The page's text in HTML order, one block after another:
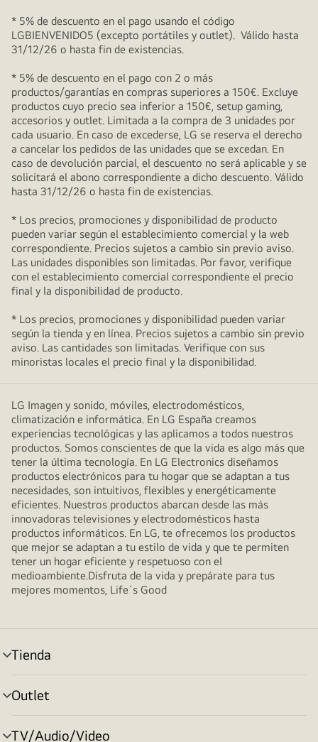
* 5% de descuento en el pago usando el código
LGBIENVENIDO5 (excepto portátiles y outlet). Válido hasta
31/12/26 o hasta fin de existencias.
* 5% de descuento en el pago con 2 o más
productos/garantías en compras superiores a 150€. Excluye
productos cuyo precio sea inferior a 150€, setup gaming,
accesorios y outlet. Limitada a la compra de 3 unidades por
cada usuario. En caso de excederse, LG se reserva el derecho
a cancelar los pedidos de las unidades que se excedan. En
caso de devolución parcial, el descuento no será aplicable y se
solicitará el abono correspondiente a dicho descuento. Válido
hasta 31/12/26 o hasta fin de existencias.
* Los precios, promociones y disponibilidad de producto
pueden variar según el establecimiento comercial y la web
correspondiente. Precios sujetos a cambio sin previo aviso.
Las unidades disponibles son limitadas. Por favor, verifique
con el establecimiento comercial correspondiente el precio
final y la disponibilidad de producto.
* Los precios, promociones y disponibilidad pueden variar
según la tienda y en línea. Precios sujetos a cambio sin previo
aviso. Las cantidades son limitadas. Verifique con sus
minoristas locales el precio final y la disponibilidad.
LG Imagen y sonido, móviles, electrodomésticos,
climatización e informática. En LG España creamos
experiencias tecnológicas y las aplicamos a todos nuestros
productos. Somos conscientes de que la vida es algo más que
tener la última tecnología. En LG Electronics diseñamos
productos electrónicos para tu hogar que se adaptan a tus
necesidades, son intuitivos, flexibles y energéticamente
eficientes. Nuestros productos abarcan desde las más
innovadoras televisiones y electrodomésticos hasta
productos informáticos. En LG, te ofrecemos los productos
que mejor se adaptan a tu estilo de vida y que te permiten
tener un hogar eficiente y respetuoso con el
medioambiente.Disfruta de la vida y prepárate para tus
mejores momentos, Life´s Good
Tienda
Alternar
menú
Outlet
Alternar
menú
TV/Audio/Video